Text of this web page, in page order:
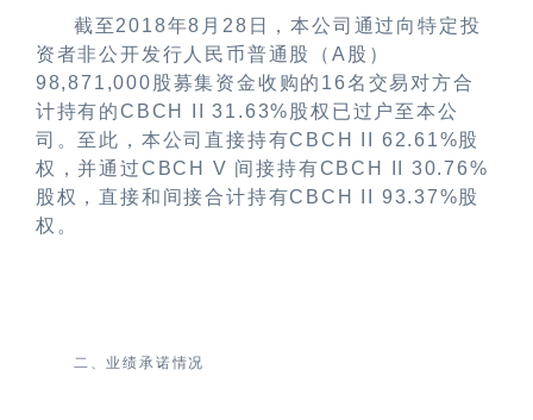
截至2018年8 月 28 日，本公司通过向特定投
资者非公开发行人民币普通股（ A 股）
98,871,000 股募集资金收购的 16名交易对方合
计持有的CBCH II 31.63% 股权已过户至本公
司。至此，本公司直接持有CBCH II 62.61% 股
权，并通过CBCH V 间接持有CBCH II 30.76%
股权，直接和间接合计持有CBCH II 93.37% 股
权。
二、业绩承诺情况